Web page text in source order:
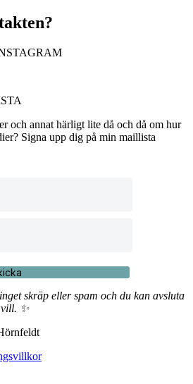
och annat härligt lite då och då om hur
Signa upp dig på min maillista
skräp eller spam och du kan avsluta
✨